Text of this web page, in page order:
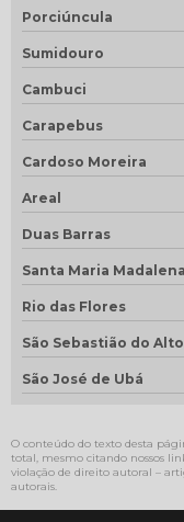
Porciúncula
Sumidouro
Cambuci
Carapebus
Cardoso Moreira
Areal
Duas Barras
Santa Maria Madalena
Rio das Flores
São Sebastião do Alto
São José de Ubá
O conteúdo do texto desta
total, mesmo citando nossos
violação de direito autoral –
autorais.